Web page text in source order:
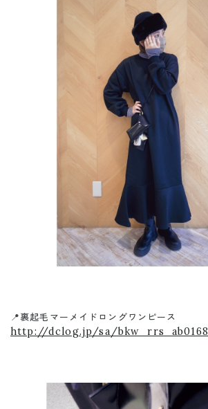
📍裏起毛マーメイドロングワンピース
http://dclog.jp/sa/bkw_rrs_ab0168